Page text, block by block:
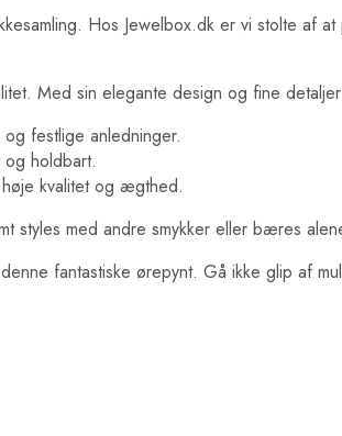
Hos Jewelbox.dk er vi stolte af
Med sin elegante design og fine
festlige anledninger.
holdbart.
kvalitet og ægthed.
med andre smykker eller bæres
fantastiske ørepynt. Gå ikke glip af